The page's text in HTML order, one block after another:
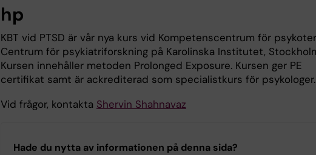
hp
KBT vid PTSD är vår nya kurs vid Kompetenscentrum för
Centrum för psykiatriforskning på Karolinska Institutet,
Kursen innehåller metoden Prolonged Exposure. Kursen ger PE
certifikat samt är ackrediterad som specialistkurs för psykologer.
Vid frågor, kontakta Shervin Shahnavaz
Hade du nytta av informationen på denna sida?